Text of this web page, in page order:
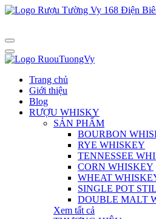
Trang chủ
Giới thiệu
Blog
RƯỢU WHISKY
SẢN PHẨM
BOURBON
RYE WHISKEY
TENNESSEE
CORN WHISKEY
WHEAT
SINGLE POT
DOUBLE MALT
Xem tất cả